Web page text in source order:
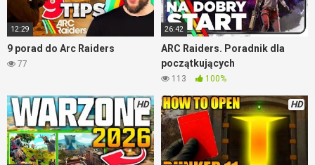
12:29
9 porad do Arc Raiders
77
26:42
ARC Raiders. Poradnik dla
początkujących
113 100%
HD HD